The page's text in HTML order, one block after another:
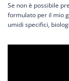
Se non è possibile
formulato per il mio
umidi specifici,